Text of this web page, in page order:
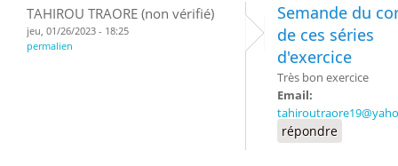
TAHIROU TRAORE (non vérifié)
jeu, 01/26/2023 - 18:25
permalien
Semande du
de ces séries
d'exercice
Très bon exercice
Email:
répondre